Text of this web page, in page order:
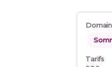
Tarifs